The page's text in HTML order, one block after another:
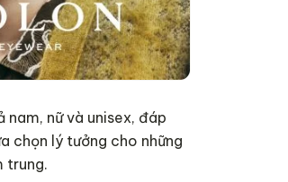
nam, nữ và unisex, đáp
chọn lý tưởng cho những
trung.